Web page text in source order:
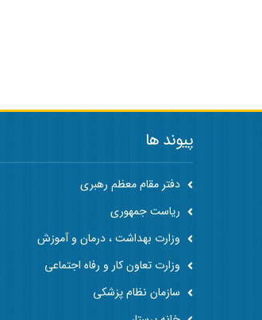
پیوند ها
دفتر مقام معظم رهبری
ریاست جمهوری
وزارت بهداشت ، درمان و آموزش
وزارت تعاون کار و رفاه اجتماعی
سازمان نظام پزشکی